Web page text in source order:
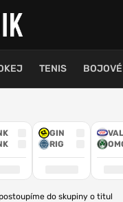
TENIS
GIN
RIG
VAL
do skupiny o titul